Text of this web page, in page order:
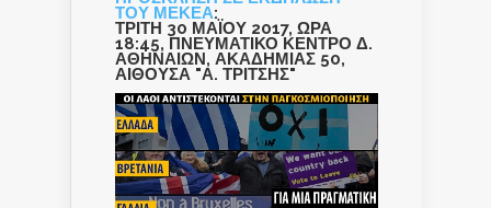
ΤΟΥ ΜΕΚΕΑ:
ΤΡΙΤΗ 30 ΜΑΪΟΥ 2017, ΩΡΑ
18:45, ΠΝΕΥΜΑΤΙΚΟ ΚΕΝΤΡΟ Δ.
ΑΘΗΝΑΙΩΝ, ΑΚΑΔΗΜΙΑΣ 50,
ΑΙΘΟΥΣΑ "Α. ΤΡΙΤΣΗΣ"